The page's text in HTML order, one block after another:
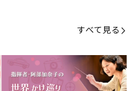
イブ＆トークレポート